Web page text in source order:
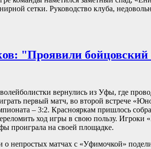
сетки. Руководство клуба,
"Проявили бойцовский
волейболистки вернулись из Уфы, где
первый матч, во второй встрече
– 3:2. Краснояркам пришлось
ход игры в свою пользу.
проиграла на своей площадке.
о непростых матчах с «Уфимочкой»